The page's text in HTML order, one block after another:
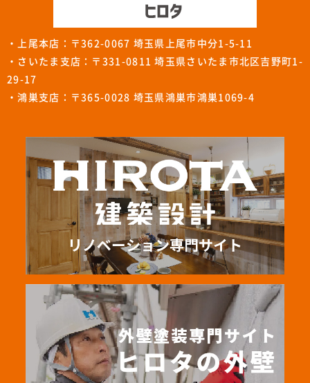
・上尾本店：〒362-0067 埼玉県上尾市中分1-5-11
・さいたま支店：〒331-0811 埼玉県さいたま市北区吉野町1-
29-17
・鴻巣支店：〒365-0028 埼玉県鴻巣市鴻巣1069-4